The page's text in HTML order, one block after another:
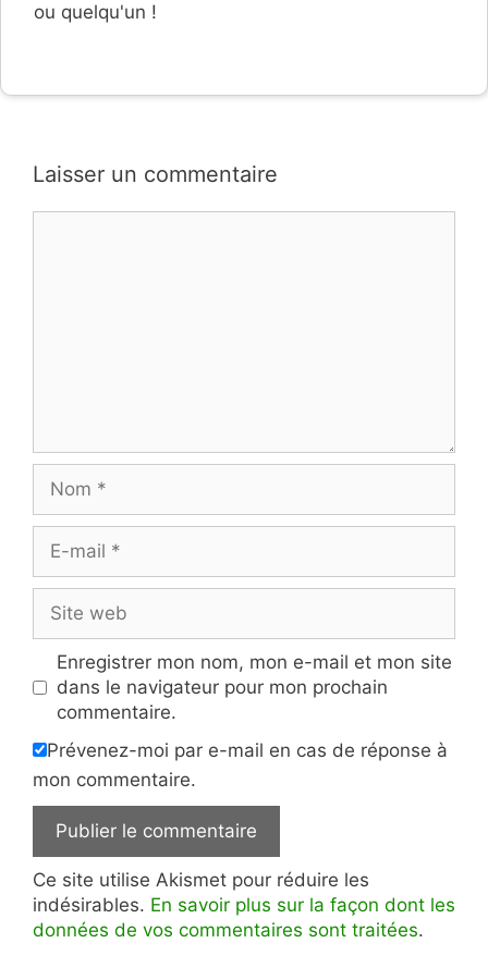
ou quelqu'un !
Laisser un commentaire
mail
web
Enregistrer mon nom, mon e-mail et mon site
dans le navigateur pour mon prochain
commentaire.
Prévenez-moi par e-mail en cas de réponse à
mon commentaire.
Ce site utilise Akismet pour réduire les
indésirables. En savoir plus sur la façon dont les
données de vos commentaires sont traitées.